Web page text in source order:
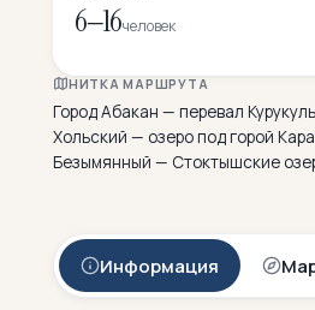
6–16человек
НИТКА МАРШРУТА
Город Абакан — перевал
Хольский — озеро под горой
Безымянный — Стоктышские
Информация